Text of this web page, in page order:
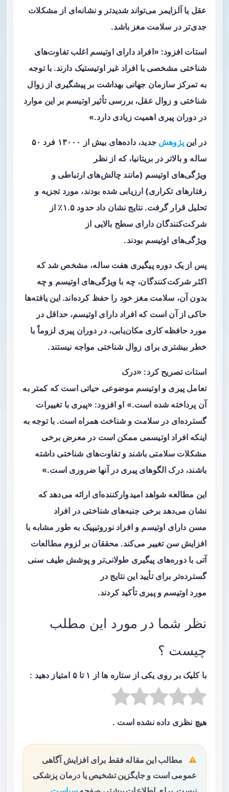
عقل یا آلزایمر می‌تواند شدیدتر و نشانه‌ای از مشکلات
جدی‌تر در سلامت مغز باشد.
استات افزود: «افراد دارای اوتیسم اغلب تفاوت‌های
شناختی مشخصی با افراد غیر اوتیستیک دارند. با توجه
به تمرکز سازمان جهانی بهداشت بر پیشگیری از زوال
شناختی و زوال عقل، بررسی تأثیر اوتیسم بر این موارد
در دوران پیری اهمیت زیادی دارد.»
در اینپژوهش
جدید، داده‌های بیش از ۱۳۰۰۰ فرد ۵۰
ساله و بالاتر در بریتانیا، که از نظر
ویژگی‌های اوتیسم (مانند چالش‌های ارتباطی و
رفتارهای تکراری) ارزیابی شده بودند، مورد تجزیه و
تحلیل قرار گرفت. نتایج نشان داد حدود ۱.۵٪ از
شرکت‌کنندگان دارای سطح بالایی از
ویژگی‌های اوتیسم بودند.
پس از یک دوره پیگیری هفت ساله، مشخص شد که
اکثر شرکت‌کنندگان، چه با ویژگی‌هایاوتیسم و چه
بدون آن، سلامت مغز خود را حفظ کرده‌اند. این یافته‌ها
حاکی از آن است که افراد دارای اوتیسم، حداقل در
مورد حافظه کاری مکان‌یابی، در دوران پیری لزوماً با
خطر بیشتری برای زوال شناختی مواجه نیستند.
استات تصریح کرد: «درک
تعامل پیری واوتیسم موضوعی حیاتی است که کمتر به
آن پرداخته شده است.» او افزود: «پیری با تغییرات
گسترده‌ای در سلامت و شناخت همراه است. با توجه به
اینکه افراد اوتیسمی ممکن است در معرض برخی
مشکلات سلامتی باشند و تفاوت‌های شناختی داشته
باشند، درک الگوهایپیری در آنها ضروری است.»
این مطالعه شواهد امیدوارکننده‌ای ارائه می‌دهد که
نشان می‌دهد برخی جنبه‌های شناختی در
افراد
مسن دارای اوتیسم و افراد نوروتیپیک به طور مشابه با
افزایش سن تغییر می‌کند. محققان بر لزوم مطالعات
آتی با دوره‌های پیگیری طولانی‌تر و پوشش طیف سنی
گسترده‌تر برای تأیید این نتایج در
مورد اوتیسم وپیری تأکید کردند.
نظر شما در مورد این مطلب
چیست ؟
با کلیک بر روی یکی از ستاره ها از ۱ تا ۵ امتیاز دهید :
هیچ نظری داده نشده است .
مطالب این مقاله فقط برای افزایش آگاهی
عمومی است و جایگزین تشخیص یا درمان پزشکی